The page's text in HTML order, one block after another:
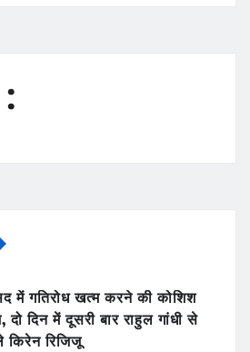
में गतिरोध खत्म करने की कोशिश
दो दिन में दूसरी बार राहुल गांधी से
किरेन रिजिजू